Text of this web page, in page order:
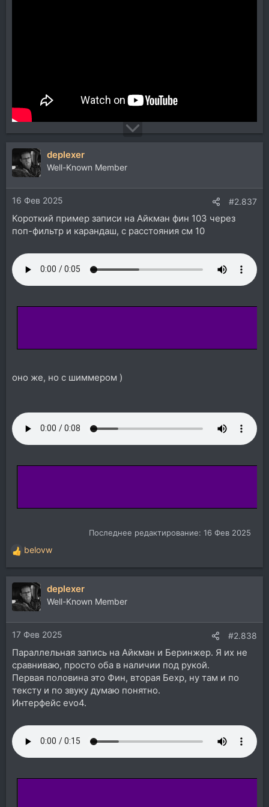
deplexer
Well-Known Member
16 Фев 2025 #2.837
Короткий пример записи на Айкман фин 103 через
поп-фильтр и карандаш, с расстояния см 10
оно же, но с шиммером )
Последнее редактирование: 16 Фев 2025
Р
е
а
ц
и
и
:
belovw
deplexer
Well-Known Member
17 Фев 2025 #2.838
Параллельная запись на Айкман и Беринжер. Я их не
сравниваю, просто оба в наличии под рукой.
Первая половина это Фин, вторая Бехр, ну там и по
тексту и по звуку думаю понятно.
Интерфейс evo4.